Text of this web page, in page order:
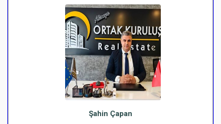
Şahin Çapan